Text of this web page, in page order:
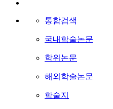
통합검색
국내학술논문
학위논문
해외학술논문
학술지